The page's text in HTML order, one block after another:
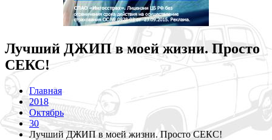
Лучший ДЖИП в моей жизни. Просто
СЕКС!
Главная
2018
Октябрь
30
Лучший ДЖИП в моей жизни. Просто СЕКС!